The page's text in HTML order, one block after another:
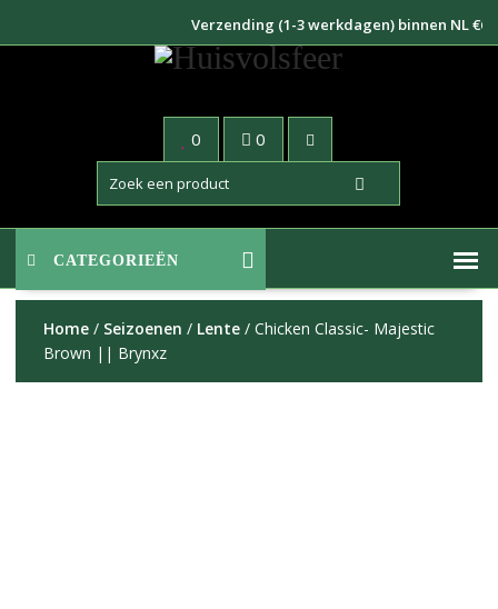
Verzending (1-3 werkdagen) binnen NL
0 0
CATEGORIEËN
Home/ Seizoenen / Lente/ Chicken Classic- Majestic
Brown || Brynxz